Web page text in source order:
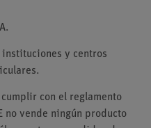
instituciones y centros
con el reglamento
no vende ningún producto